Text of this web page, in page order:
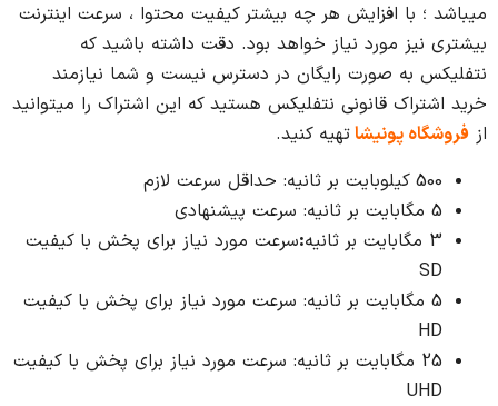
میباشد ؛ با افزایش هر چه بیشتر کیفیت محتوا ، سرعت اینترنت
بیشتری نیز مورد نیاز خواهد بود. دقت داشته باشید که
نتفلیکس به صورت رایگان در دسترس نیست و شما نیازمند
خرید اشتراک قانونی نتفلیکس هستید که این اشتراک را میتوانید
از فروشگاه پونیشاتهیه کنید.
500 کیلوبایت بر ثانیه: حداقل سرعت لازم
5 مگابایت بر ثانیه: سرعت پیشنهادی
3 مگابایت بر ثانیه
:سرعت مورد نیاز برای پخش با کیفیت
SD
5 مگابایت بر ثانیه: سرعت مورد نیاز برای پخش با کیفیت
HD
25 مگابایت بر ثانیه: سرعت مورد نیاز برای پخش با کیفیت
UHD